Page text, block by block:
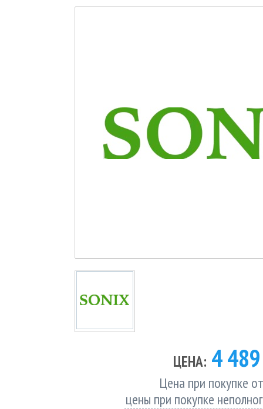
ЦЕНА: 4
Цена при покупке
цены при покупке